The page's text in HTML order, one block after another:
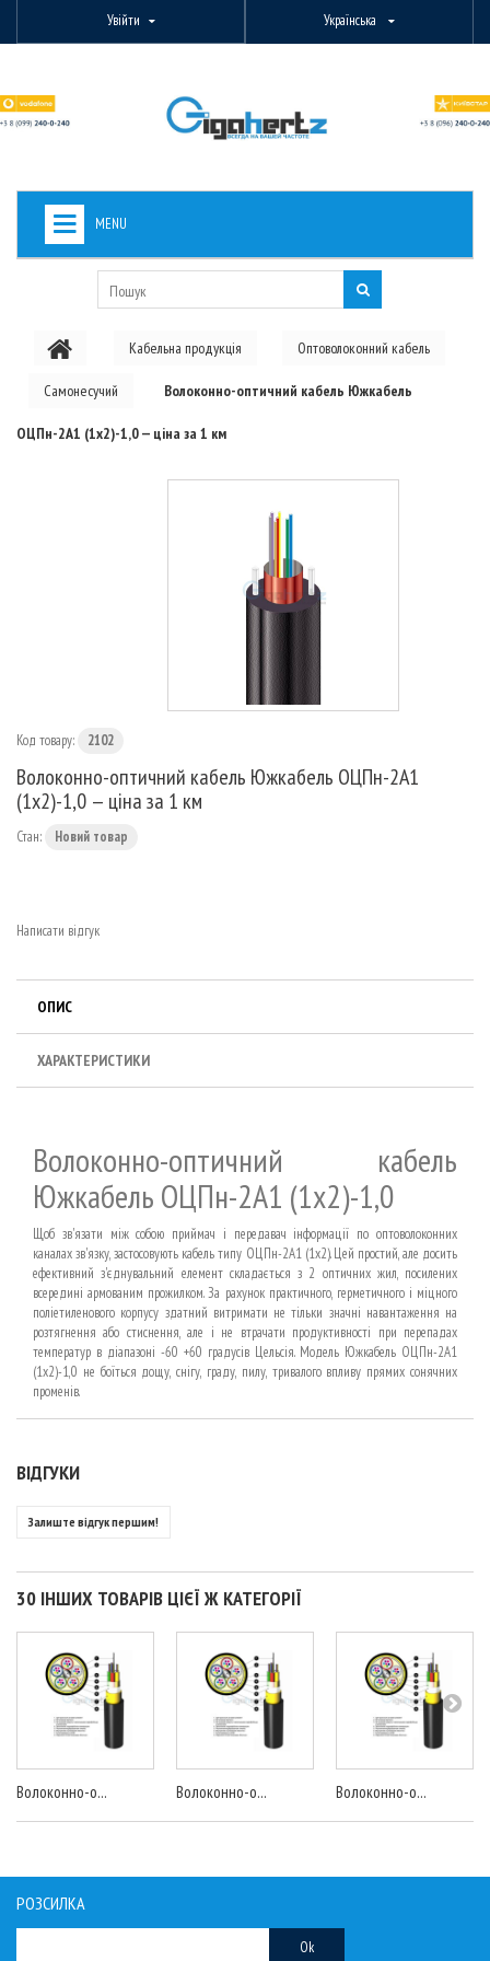
Увійти Українська
MENU
PON ОБЛАДНАННЯ
Кабельна продукція Оптоволоконний кабель
Самонесучий Волоконно-оптичний кабель Южкабель
ОЦПн-2А1 (1х2)-1,0 — ціна за 1 км
Код товару: 2102
Волоконно-оптичний кабель Южкабель ОЦПн-2А1
(1х2)-1,0 — ціна за 1 км
Стан: Новий товар
Написати відгук
ОПИС
ХАРАКТЕРИСТИКИ
Волоконно-оптичний кабель
Южкабель ОЦПн-2А1 (1х2)-1,0
Щоб зв'язати між собою приймач і передавач інформації по оптоволоконних
каналах зв'язку, застосовують кабель типу ОЦПн-2А1 (1х2). Цей простий, але досить
ефективний з'єднувальний елемент складається з 2 оптичних жил, посилених
всередині армованим прожилком. За рахунок практичного, герметичного і міцного
поліетиленового корпусу здатний витримати не тільки значні навантаження на
розтягнення або стиснення, але і не втрачати продуктивності при перепадах
температур в діапазоні -60 +60 градусів Цельсія. Модель Южкабель ОЦПн-2А1
(1х2)-1,0 не боїться дощу, снігу, граду, пилу, тривалого впливу прямих сонячних
променів.
ВІДГУКИ
Залиште відгук першим!
30 ІНШИХ ТОВАРІВ ЦІЄЇ Ж КАТЕГОРІЇ
Волоконно-о... Волоконно-о... Волоконно-о...
РОЗСИЛКА
Ok